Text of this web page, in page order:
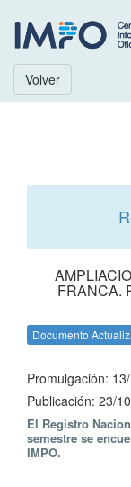
Volver
FRANCA.
Documento
Promulgación:
Publicación: 23/
El Registro
semestre se
IMPO.